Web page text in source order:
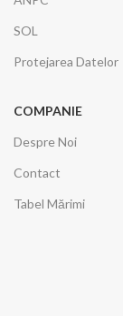
SOL
Protejarea Datelor
COMPANIE
Despre Noi
Contact
Tabel Mărimi